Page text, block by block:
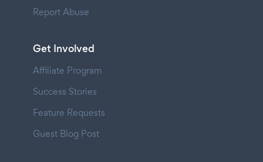
Report Abuse
Get Involved
Affiliate Program
Success Stories
Feature Requests
Guest Blog Post